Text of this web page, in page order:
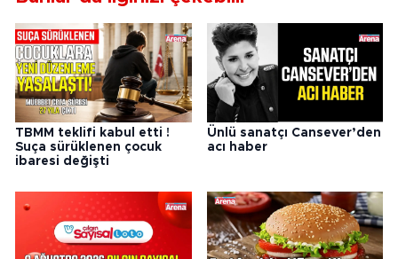
TBMM teklifi kabul etti !
Suça sürüklenen çocuk
ibaresi değişti
Ünlü sanatçı Cansever’den
acı haber